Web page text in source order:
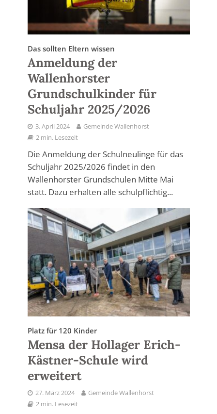
Das sollten Eltern wissen
Anmeldung der
Wallenhorster
Grundschulkinder für
Schuljahr 2025/2026
3. April 2024
Gemeinde Wallenhorst
2 min. Lesezeit
Die Anmeldung der Schulneulinge für das
Schuljahr 2025/2026 findet in den
Wallenhorster Grundschulen Mitte Mai
statt. Dazu erhalten alle schulpflichtig...
Platz für 120 Kinder
Mensa der Hollager Erich-
Kästner-Schule wird
erweitert
27. März 2024
Gemeinde Wallenhorst
2 min. Lesezeit